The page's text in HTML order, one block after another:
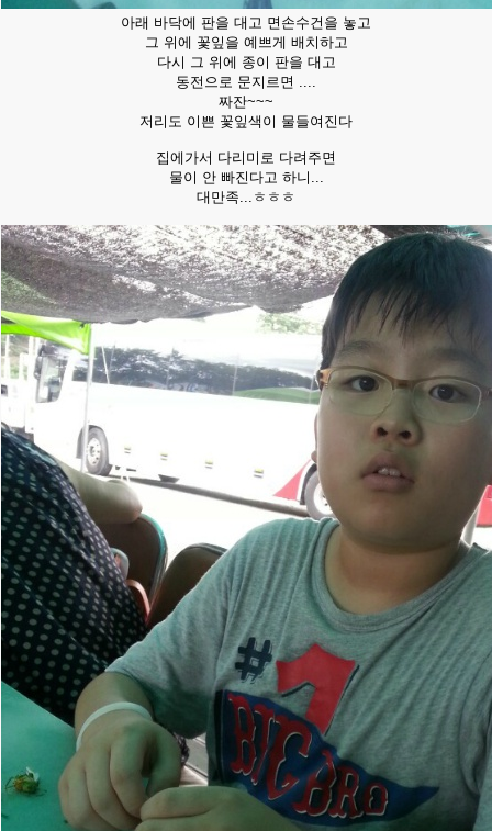
아래 바닥에 판을 대고 면손수건을 놓고
그 위에 꽃잎을 예쁘게 배치하고
다시 그 위에 종이 판을 대고
동전으로 문지르면 ....
짜잔~~~
저리도 이쁜 꽃잎색이 물들여진다
집에가서 다리미로 다려주면
물이 안 빠진다고 하니...
대만족...ㅎㅎㅎ